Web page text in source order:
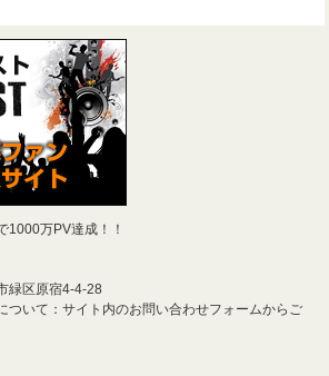
1000万PV達成！！
緑区原宿4-4-28
ついて：サイト内のお問い合わせフォームからご